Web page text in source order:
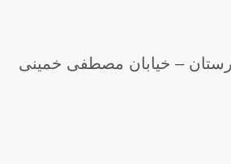
– خیابان مصطفی خمینی